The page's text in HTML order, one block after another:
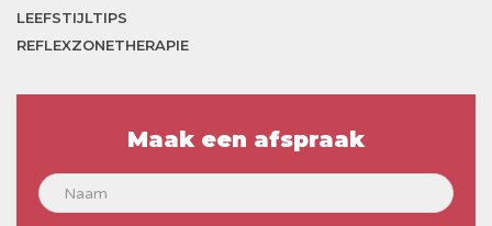
LEEFSTIJLTIPS
REFLEXZONETHERAPIE
Maak een afspraak